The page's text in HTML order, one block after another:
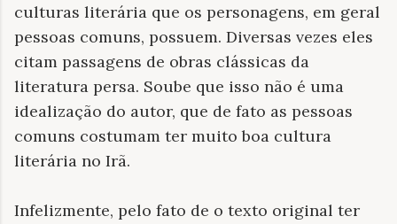
culturas literária que os personagens, em geral
pessoas comuns, possuem. Diversas vezes eles
citam passagens de obras clássicas da
literatura persa. Soube que isso não é uma
idealização do autor, que de fato as pessoas
comuns costumam ter muito boa cultura
literária no Irã.
Infelizmente, pelo fato de o texto original ter